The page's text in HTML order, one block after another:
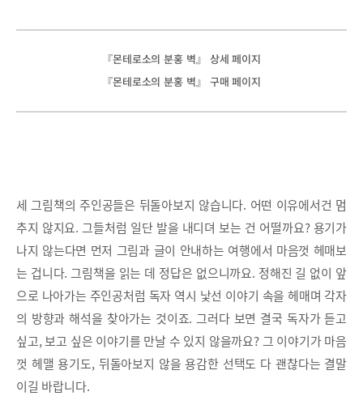
『몬테로소의 분홍 벽』 상세 페이지
『몬테로소의 분홍 벽』 구매 페이지
세 그림책의 주인공들은 뒤돌아보지 않습니다. 어떤 이유에서건 멈
추지 않지요. 그들처럼 일단 발을 내디뎌 보는 건 어떨까요? 용기가
나지 않는다면 먼저 그림과 글이 안내하는 여행에서 마음껏 헤매보
는 겁니다. 그림책을 읽는 데 정답은 없으니까요. 정해진 길 없이 앞
으로 나아가는 주인공처럼 독자 역시 낯선 이야기 속을 헤매며 각자
의 방향과 해석을 찾아가는 것이죠. 그러다 보면 결국 독자가 듣고
싶고, 보고 싶은 이야기를 만날 수 있지 않을까요? 그 이야기가 마음
껏 헤맬 용기도, 뒤돌아보지 않을 용감한 선택도 다 괜찮다는 결말
이길 바랍니다.